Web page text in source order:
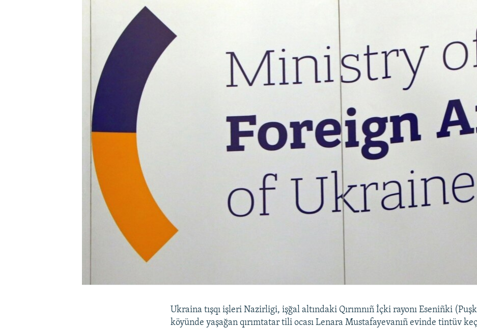
Ukraina tışqı işleri Nazirligi, işğal altındaki Qırımnıñ İçki rayonı Eseniñki
köyünde yaşağan qırımtatar tili ocası Lenara Mustafayevanıñ evinde tintüv